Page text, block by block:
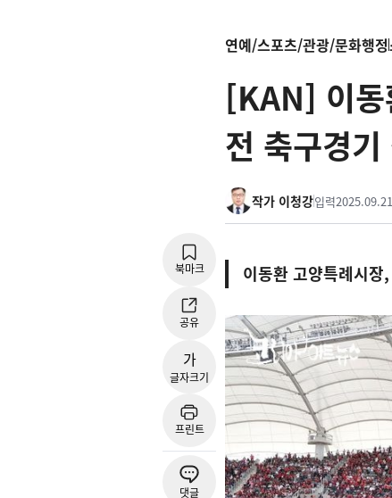
연예/스포츠/관광/문화행정
[KAN] 이동
전 축구경기
작가 이청강입력
북마크
공유
가
글자크기
프린트
댓글
이동환 고양특례시